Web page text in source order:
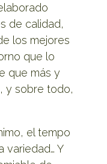
de calidad,
los mejores
que lo
que más y
y sobre todo,
el tempo
variedad… Y